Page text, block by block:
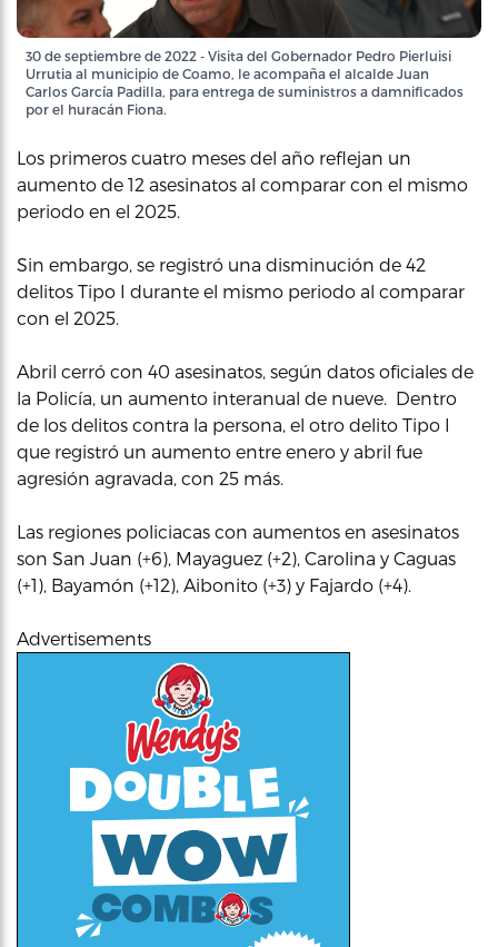
30 de septiembre de 2022 - Visita del Gobernador Pedro Pierluisi
Urrutia al municipio de Coamo, le acompaña el alcalde Juan
Carlos García Padilla, para entrega de suministros a damnificados
por el huracán Fiona.
Los primeros cuatro meses del año reflejan un
aumento de 12 asesinatos al comparar con el mismo
periodo en el 2025.
Sin embargo, se registró una disminución de 42
delitos Tipo I durante el mismo periodo al comparar
con el 2025.
Abril cerró con 40 asesinatos, según datos oficiales de
la Policía, un aumento interanual de nueve. Dentro
de los delitos contra la persona, el otro delito Tipo I
que registró un aumento entre enero y abril fue
agresión agravada, con 25 más.
Las regiones policiacas con aumentos en asesinatos
son San Juan (+6), Mayaguez (+2), Carolina y Caguas
(+1), Bayamón (+12), Aibonito (+3) y Fajardo (+4).
Advertisements